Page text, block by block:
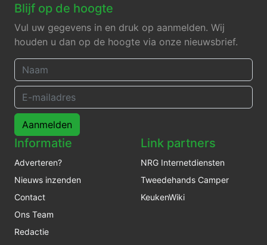
Blijf op de hoogte
Vul uw gegevens in en druk op aanmelden. Wij
houden u dan op de hoogte via onze nieuwsbrief.
Aanmelden
Informatie
Adverteren?
Nieuws inzenden
Contact
Ons Team
Redactie
Link partners
NRG Internetdiensten
Tweedehands Camper
KeukenWiki